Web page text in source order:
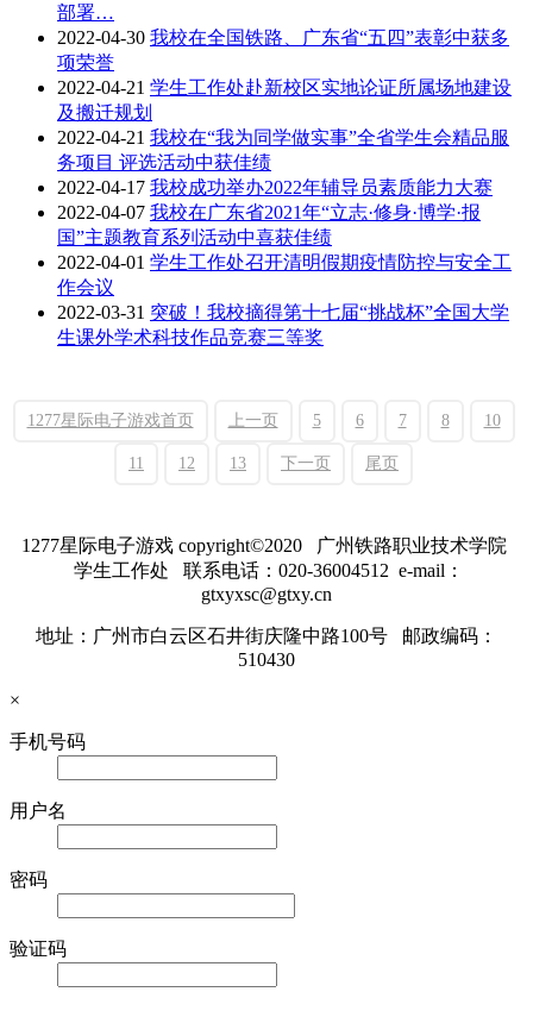
部署…
2022-04-30 我校在全国铁路、广东省“五四”表彰中获多
项荣誉
2022-04-21 学生工作处赴新校区实地论证所属场地建设
及搬迁规划
2022-04-21 我校在“我为同学做实事”全省学生会精品服
务项目 评选活动中获佳绩
2022-04-17 我校成功举办2022年辅导员素质能力大赛
2022-04-07 我校在广东省2021年“立志·修身·博学·报
国”主题教育系列活动中喜获佳绩
2022-04-01 学生工作处召开清明假期疫情防控与安全工
作会议
2022-03-31 突破！我校摘得第十七届“挑战杯”全国大学
生课外学术科技作品竞赛三等奖
1277星际电子游戏首页 上一页 5 6 7 8 10
11 12 13 下一页 尾页
1277星际电子游戏 copyright©2020 广州铁路职业技术学院
学生工作处 联系电话：020-36004512 e-mail：
gtxyxsc@gtxy.cn
地址：广州市白云区石井街庆隆中路100号 邮政编码：
510430
×
手机号码
用户名
密码
验证码